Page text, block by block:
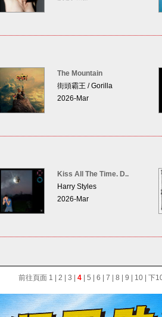
The Mountain
街頭霸王 / Gorilla
2026-Mar
Kiss All The Time. D..
Harry Styles
2026-Mar
前往頁面 1 2 3 4 5 6 7 8 9 10 下